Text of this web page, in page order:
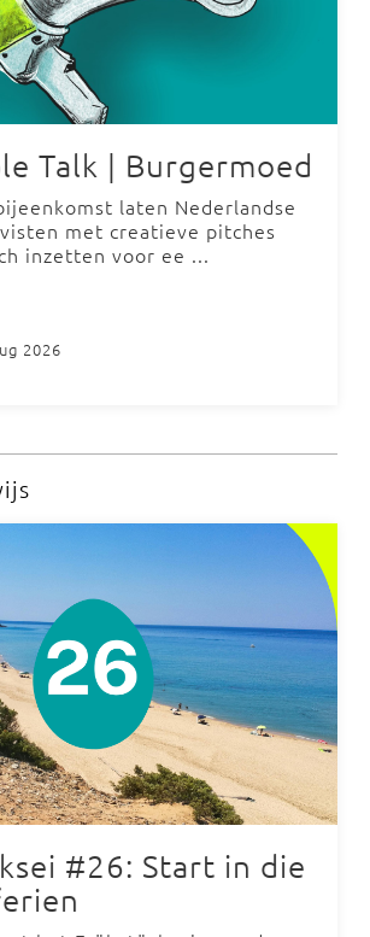
Talk | Burgermoed
laten Nederlandse
met creatieve pitches
inzetten voor ee ...
2026
#26: Start in die